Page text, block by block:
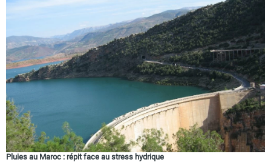
Pluies au Maroc : répit face au stress hydrique